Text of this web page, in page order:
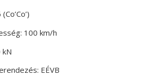
100 km/h
EÉVB